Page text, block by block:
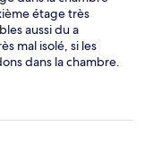
étage très
aussi du a
mal isolé, si les
dans la chambre.
journée et plus le
empêche de